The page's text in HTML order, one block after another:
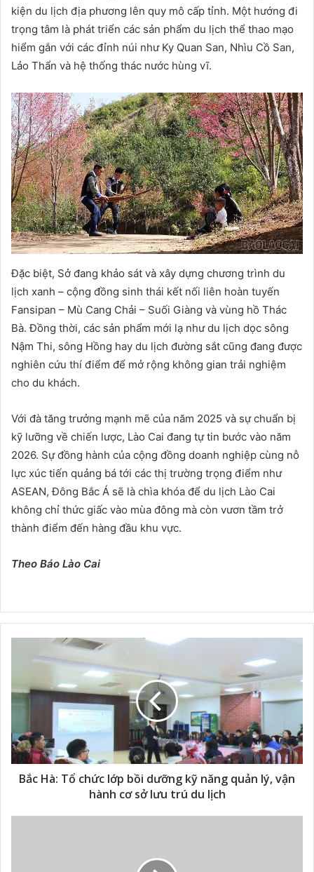
kiện du lịch địa phương lên quy mô cấp tỉnh. Một hướng đi
trọng tâm là phát triển các sản phẩm du lịch thể thao mạo
hiểm gắn với các đỉnh núi như Ky Quan San, Nhìu Cồ San,
Lảo Thẩn và hệ thống thác nước hùng vĩ.
Đặc biệt, Sở đang khảo sát và xây dựng chương trình du
lịch xanh – cộng đồng sinh thái kết nối liên hoàn tuyến
Fansipan – Mù Cang Chải – Suối Giàng và vùng hồ Thác
Bà. Đồng thời, các sản phẩm mới lạ như du lịch dọc sông
Nậm Thi, sông Hồng hay du lịch đường sắt cũng đang được
nghiên cứu thí điểm để mở rộng không gian trải nghiệm
cho du khách.
Với đà tăng trưởng mạnh mẽ của năm 2025 và sự chuẩn bị
kỹ lưỡng về chiến lược, Lào Cai đang tự tin bước vào năm
2026. Sự đồng hành của cộng đồng doanh nghiệp cùng nỗ
lực xúc tiến quảng bá tới các thị trường trọng điểm như
ASEAN, Đông Bắc Á sẽ là chìa khóa để du lịch Lào Cai
không chỉ thức giấc vào mùa đông mà còn vươn tầm trở
thành điểm đến hàng đầu khu vực.
Theo Báo Lào Cai
Bắc Hà: Tổ chức lớp bồi dưỡng kỹ năng quản lý, vận
hành cơ sở lưu trú du lịch